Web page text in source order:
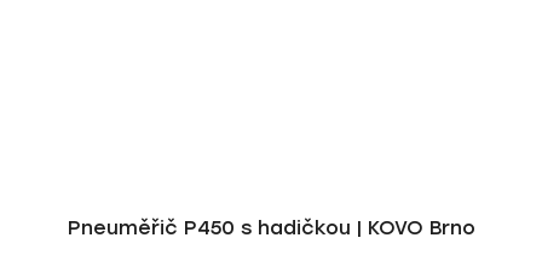
Pneuměřič P450 s hadičkou | KOVO Brno